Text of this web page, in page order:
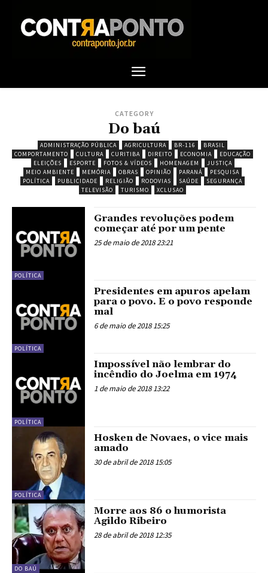
CATEGORY
Do baú
ADMINISTRAÇÃO PÚBLICA AGRICULTURA BR-116
BRASIL
COMPORTAMENTO
CULTURA CURITIBA DIREITO ECONOMIA
EDUCAÇÃO
ELEIÇÕES
ESPORTE FOTOS & VÍDEOS HOMENAGEM
JUSTIÇA
MEIO AMBIENTE
MEMÓRIA OBRAS OPINIÃO PARANÁ
PESQUISA
POLÍTICA
PUBLICIDADE RELIGIÃO RODOVIAS SAÚDE
SEGURANÇA
TELEVISÃO
TURISMO XCLUSAO
POLÍTICA
Grandes revoluções podem
começar até por um pente
25 de maio de 2018 23:21
POLÍTICA
Presidentes em apuros apelam
para o povo. E o povo responde
mal
6 de maio de 2018 15:25
POLÍTICA
Impossível não lembrar do
incêndio do Joelma em 1974
1 de maio de 2018 13:22
POLÍTICA
Hosken de Novaes, o vice mais
amado
30 de abril de 2018 15:05
DO BAÚ
Morre aos 86 o humorista
Agildo Ribeiro
28 de abril de 2018 12:35